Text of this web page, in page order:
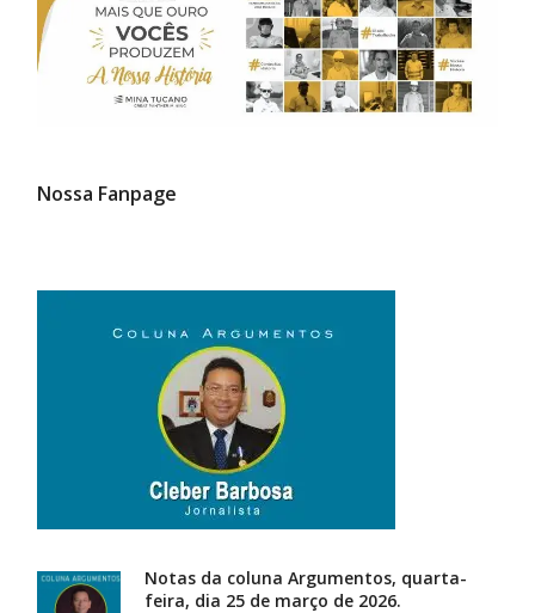
Nossa Fanpage
Notas da coluna Argumentos, quarta-
feira, dia 25 de março de 2026.